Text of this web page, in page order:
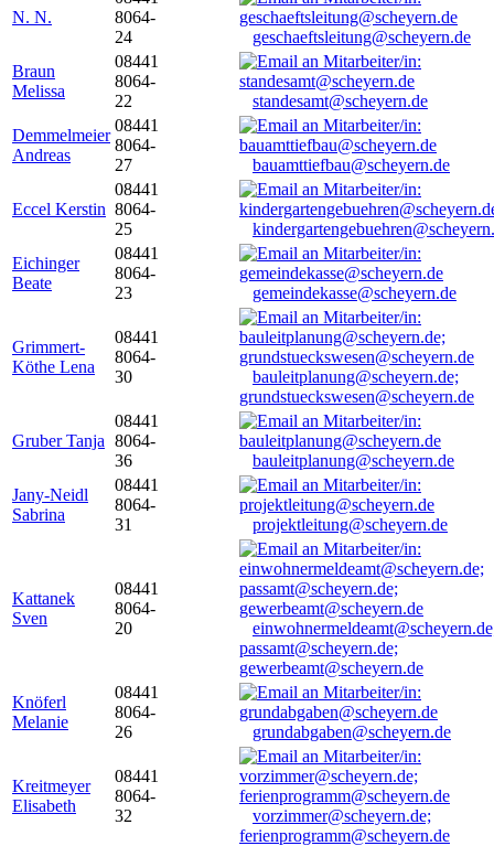
N. N.
8064-
24
geschaeftsleitung@scheyern.de
Braun
Melissa
08441
8064-
22
standesamt@scheyern.de
Demmelmeier
Andreas
08441
8064-
27
bauamttiefbau@scheyern.de
Eccel Kerstin
08441
8064-
25
Eichinger
Beate
08441
8064-
23
gemeindekasse@scheyern.de
Grimmert-
Köthe Lena
08441
8064-
30
bauleitplanung@scheyern.de;
grundstueckswesen@scheyern.de
Gruber Tanja
08441
8064-
36
bauleitplanung@scheyern.de
Jany-Neidl
Sabrina
08441
8064-
31
projektleitung@scheyern.de
Kattanek
Sven
08441
8064-
20
passamt@scheyern.de;
gewerbeamt@scheyern.de
Knöferl
Melanie
08441
8064-
26
grundabgaben@scheyern.de
Kreitmeyer
Elisabeth
08441
8064-
32
vorzimmer@scheyern.de;
ferienprogramm@scheyern.de